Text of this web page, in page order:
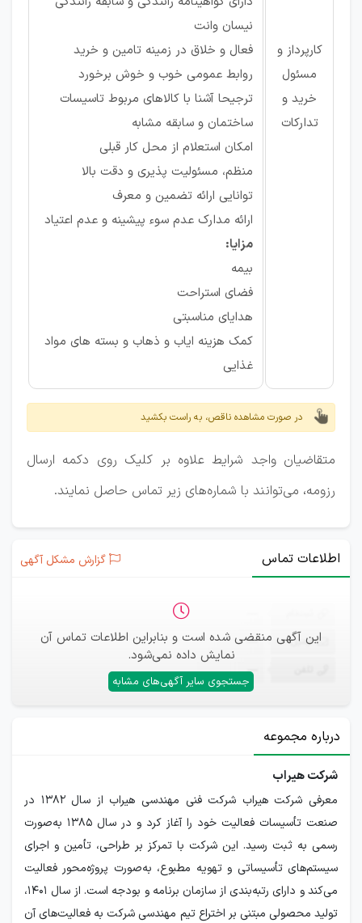
کارپرداز و
مسئول
خرید و
تدارکات
نیسان وانت
فعال و خلاق در زمینه تامین و خرید
روابط عمومی خوب و خوش برخورد
ترجیحا آشنا با کالاهای مربوط تاسیسات
ساختمان و سابقه مشابه
امکان استعلام از محل کار قبلی
منظم، مسئولیت پذیری و دقت بالا
توانایی ارائه تضمین و معرف
ارائه مدارک عدم سوء پیشینه و عدم اعتیاد
مزایا:
بیمه
فضای استراحت
هدایای مناسبتی
کمک هزینه ایاب و ذهاب و بسته های مواد
غذایی
در صورت مشاهده ناقص، به راست بکشید
متقاضیان واجد شرایط علاوه بر کلیک روی دکمه ارسال
رزومه، می‌توانند با شماره‌های زیر تماس حاصل نمایند.
اطلاعات تماس گزارش مشکل آگهی
این آگهی منقضی شده است و بنابراین اطلاعات تماس آن
نمایش داده نمی‌شود.
جستجوی سایر آگهی‌های مشابه
ایمیل —
—
درباره مجموعه
شرکت هیراب
معرفی شرکت هیراب شرکت فنی مهندسی هیراب از سال 1382 در
صنعت تأسیسات فعالیت خود را آغاز کرد و در سال 1385 به‌صورت
رسمی به ثبت رسید. این شرکت با تمرکز بر طراحی، تأمین و اجرای
سیستم‌های تأسیساتی و تهویه مطبوع، به‌صورت پروژه‌محور فعالیت
می‌کند و دارای رتبه‌بندی از سازمان برنامه و بودجه است. از سال 1401،
تولید محصولی مبتنی بر اختراع تیم مهندسی شرکت به فعالیت‌های آن